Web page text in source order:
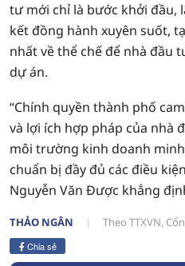
tư mới chỉ là bước khởi đầu,
kết đồng hành xuyên suốt,
nhất về thể chế để nhà đầu
dự án.
“Chính quyền thành phố
và lợi ích hợp pháp của nhà
môi trường kinh doanh
chuẩn bị đầy đủ các điều
Nguyễn Văn Được khẳng
THẢO NGÂN Theo TTXVN,
Chia sẻ